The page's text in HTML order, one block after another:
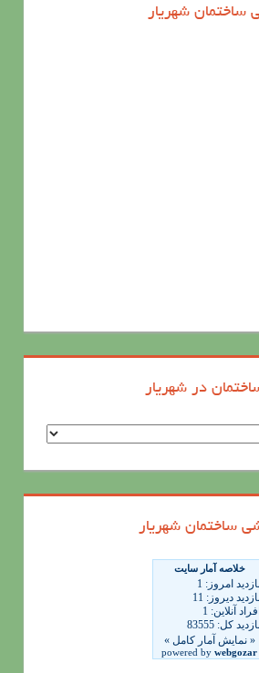
ساختمان شهریار
در شهریار
ساختمان شهریار